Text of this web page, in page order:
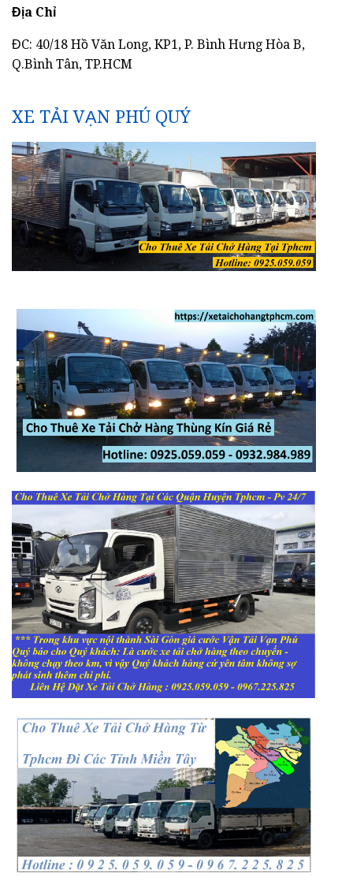
Địa Chỉ
ĐC: 40/18 Hồ Văn Long, KP1, P. Bình Hưng Hòa B,
Q.Bình Tân, TP.HCM
XE TẢI VẠN PHÚ QUÝ